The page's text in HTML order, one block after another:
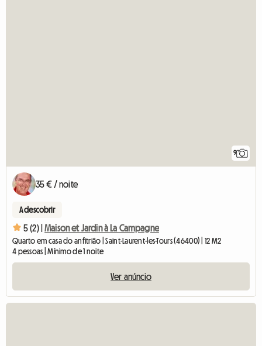
9
35 € / noite
A descobrir
5 (2) | Maison et Jardin à La Campagne
Quarto em casa do anfitrião | Saint-Laurent-les-Tours (46400) | 12 M2
4 pessoas | Mínimo de 1 noite
Ver anúncio